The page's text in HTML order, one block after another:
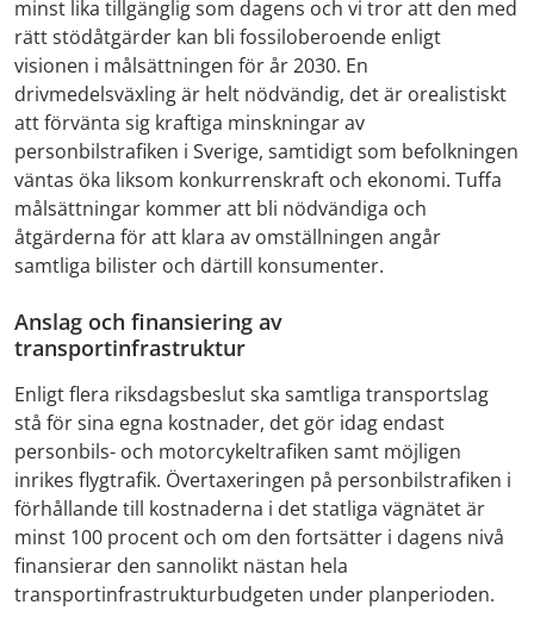
minst lika tillgänglig som dagens och vi tror att den med
rätt stödåtgärder kan bli fossiloberoende enligt
visionen i målsättningen för år 2030. En
drivmedelsväxling är helt nödvändig, det är orealistiskt
att förvänta sig kraftiga minskningar av
personbilstrafiken i Sverige, samtidigt som befolkningen
väntas öka liksom konkurrenskraft och ekonomi. Tuffa
målsättningar kommer att bli nödvändiga och
åtgärderna för att klara av omställningen angår
samtliga bilister och därtill konsumenter.
Anslag och finansiering av
transportinfrastruktur
Enligt flera riksdagsbeslut ska samtliga transportslag
stå för sina egna kostnader, det gör idag endast
personbils- och motorcykeltrafiken samt möjligen
inrikes flygtrafik. Övertaxeringen på personbilstrafiken i
förhållande till kostnaderna i det statliga vägnätet är
minst 100 procent och om den fortsätter i dagens nivå
finansierar den sannolikt nästan hela
transportinfrastrukturbudgeten under planperioden.